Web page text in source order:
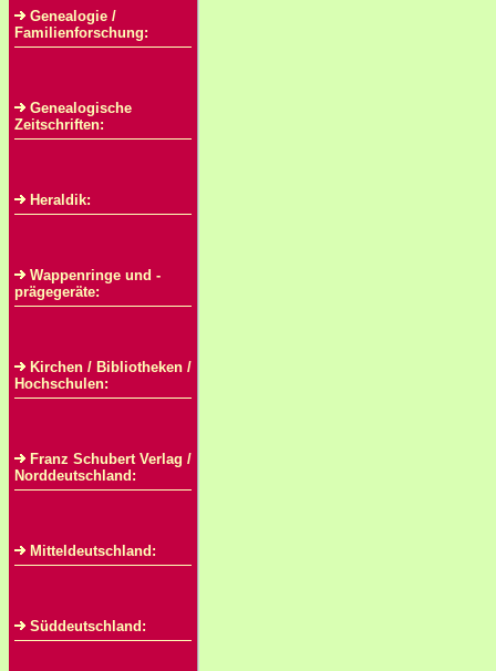
Genealogie /
Familienforschung:
Genealogische
Zeitschriften:
Heraldik:
Wappenringe und -
prägegeräte:
Kirchen / Bibliotheken /
Hochschulen:
Franz Schubert Verlag /
Norddeutschland:
Mitteldeutschland:
Süddeutschland: